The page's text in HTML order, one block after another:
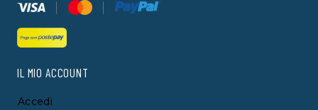
IL MIO ACCOUNT
Accedi